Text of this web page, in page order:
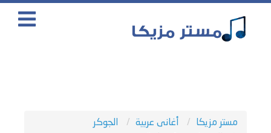
مستر مزيكا أغانى عربية
الجوكر